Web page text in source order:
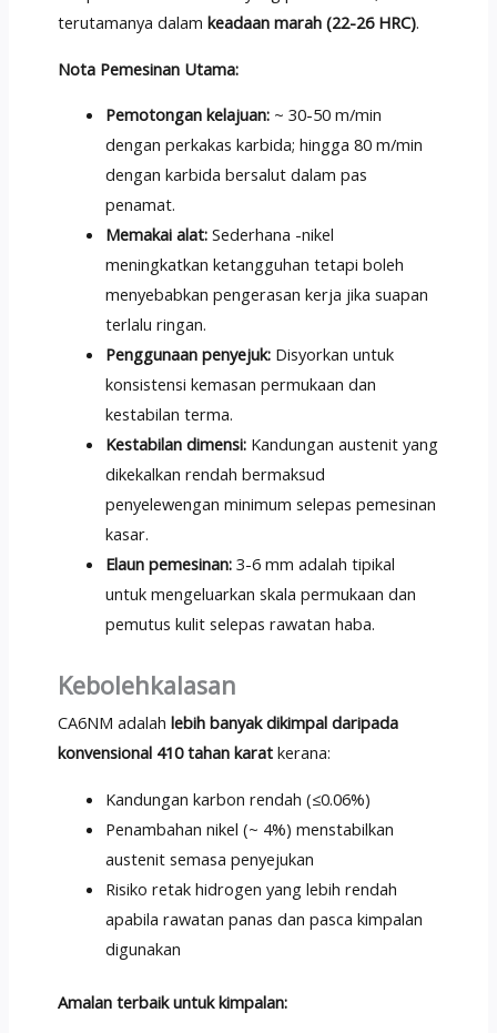
terutamanya dalam keadaan marah (22-26 HRC).
Nota Pemesinan Utama:
Pemotongan kelajuan: ~ 30-50 m/min
dengan perkakas karbida; hingga 80 m/min
dengan karbida bersalut dalam pas
penamat.
Memakai alat: Sederhana -nikel
meningkatkan ketangguhan tetapi boleh
menyebabkan pengerasan kerja jika suapan
terlalu ringan.
Penggunaan penyejuk: Disyorkan untuk
konsistensi kemasan permukaan dan
kestabilan terma.
Kestabilan dimensi: Kandungan austenit yang
dikekalkan rendah bermaksud
penyelewengan minimum selepas pemesinan
kasar.
Elaun pemesinan: 3-6 mm adalah tipikal
untuk mengeluarkan skala permukaan dan
pemutus kulit selepas rawatan haba.
Kebolehkalasan
CA6NM adalah lebih banyak dikimpal daripada
konvensional 410 tahan karatkerana:
Kandungan karbon rendah (≤0.06%)
Penambahan nikel (~ 4%) menstabilkan
austenit semasa penyejukan
Risiko retak hidrogen yang lebih rendah
apabila rawatan panas dan pasca kimpalan
digunakan
Amalan terbaik untuk kimpalan: